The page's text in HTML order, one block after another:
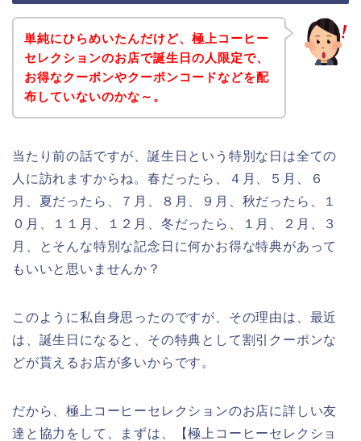
単純にひらめいたんだけど、極上コーヒー
セレクションのお店で誕生日の人限定で、
お得なクーポンやクーポンコードなどを配
布していないのかな～。
当たり前の話ですが、誕生日という特別な日は全ての
人に訪れますからね。春だったら、４月、５月、６
月、夏だったら、７月、８月、９月、秋だったら、１
０月、１１月、１２月、冬だったら、１月、２月、３
月、とそんな特別な記念日に何かお得な特典があって
もいいと思いませんか？
このように私自身思ったのですが、その理由は、最近
は、誕生日になると、その特典として割引クーポンな
どが貰えるお店が多いからです。
だから、極上コーヒーセレクションのお店に詳しい友
達と協力をして、まずは、【極上コーヒーセレクショ